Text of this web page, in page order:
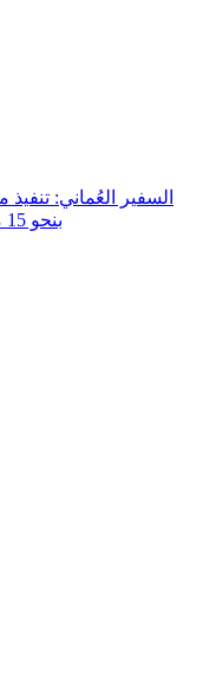
السفير العُماني:
بنحو 15 مليار دولار هو الأكبر بين دولتين خليجيتين